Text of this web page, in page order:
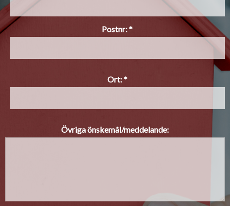
Postnr: *
Ort: *
Övriga önskemål/meddelande: